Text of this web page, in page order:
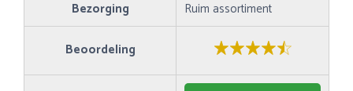
Bezorging Ruim assortiment
Beoordeling